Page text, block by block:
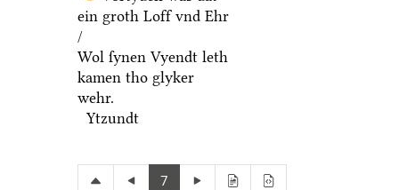
ein groth Loff vnd Ehr
/
Wol ſynen Vyendt leth
kamen tho glyker
wehr.
Ytzundt
7